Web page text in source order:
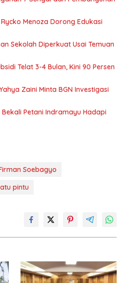
Menoza Dorong Edukasi
Sekolah Diperkuat Usai Temuan
Telat 3-4 Bulan, Kini 90 Persen
Zaini Minta BGN Investigasi
Petani Indramayu Hadapi
Soebagyo
pintu